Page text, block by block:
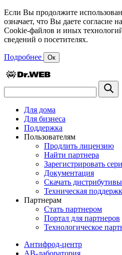
Если Вы продолжите
означает, что Вы даете согласие
Cookie-файлов и иных
сведений о посетителях.
Подробнее Ок
Для дома
Для бизнеса
Поддержка
Пользователям
Продлить лицензию
Найти партнера
Зарегистрировать
Документация
Скачать дистрибутивы
Техническая
Партнерам
Стать партнером
Портал для партнеров
Технологическое
Антифрод-центр
АВ-лаборатория